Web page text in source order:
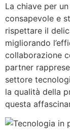
La chiave per
consapevole e
rispettare il
migliorando
collaborazione
partner
settore
la qualità della
questa